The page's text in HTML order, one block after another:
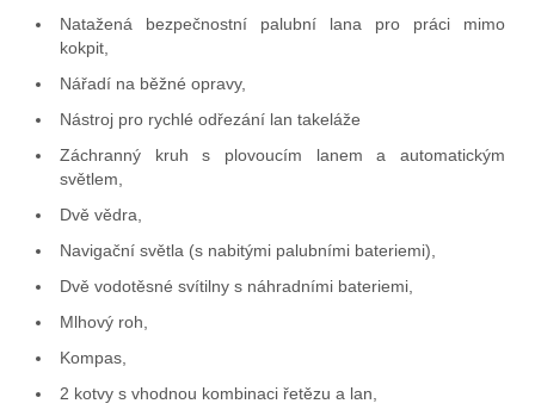
Natažená bezpečnostní palubní lana pro práci mimo
kokpit,
Nářadí na běžné opravy,
Nástroj pro rychlé odřezání lan takeláže
Záchranný kruh s plovoucím lanem a automatickým
světlem,
Dvě vědra,
Navigační světla (s nabitými palubními bateriemi),
Dvě vodotěsné svítilny s náhradními bateriemi,
Mlhový roh,
Kompas,
2 kotvy s vhodnou kombinaci řetězu a lan,